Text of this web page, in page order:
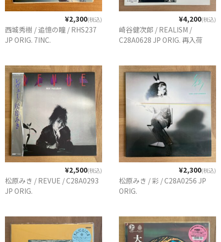
¥2,300(税込)
西城秀樹 / 追憶の瞳 / RHS237
JP ORIG. 7INC.
¥4,200(税込)
崎谷健次郎 / REALISM /
C28A0628 JP ORIG. 再入荷
¥2,500(税込)
松原みき / REVUE / C28A0293
JP ORIG.
¥2,300(税込)
松原みき / 彩 / C28A0256 JP
ORIG.